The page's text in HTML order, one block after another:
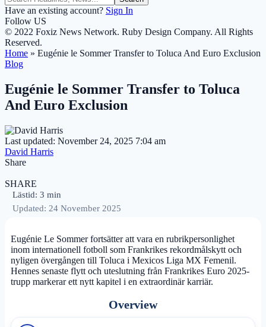
Have an existing account? Sign In
Follow US
© 2022 Foxiz News Network. Ruby Design Company. All Rights
Reserved.
Home » Eugénie le Sommer Transfer to Toluca And Euro Exclusion
Blog
Eugénie le Sommer Transfer to Toluca
And Euro Exclusion
Last updated: November 24, 2025 7:04 am
David Harris
Share
SHARE
Lästid: 3 min
Updated: 24 November 2025
Eugénie Le Sommer fortsätter att vara en rubrikpersonlighet
inom internationell fotboll som Frankrikes rekordmålskytt och
nyligen övergången till Toluca i Mexicos Liga MX Femenil.
Hennes senaste flytt och uteslutning från Frankrikes Euro 2025-
trupp markerar ett nytt kapitel i en extraordinär karriär.
Overview